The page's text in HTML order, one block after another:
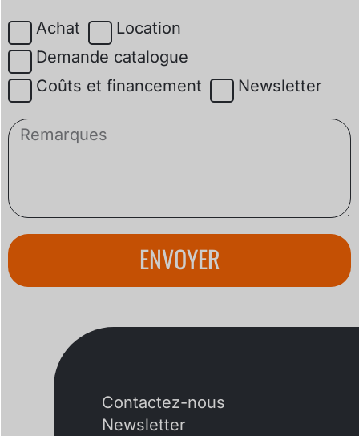
Achat
Location
Demande catalogue
Coûts et financement
Newsletter
ENVOYER
Contactez-nous
Newsletter